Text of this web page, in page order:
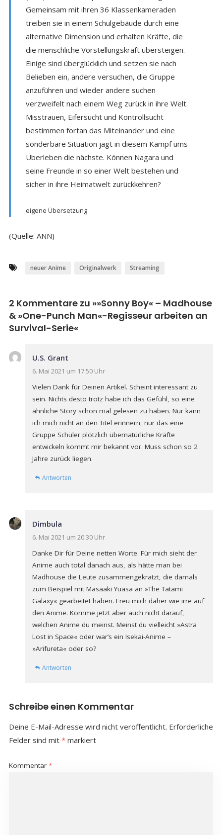
Gemeinsam mit ihren 36 Klassenkameraden
treiben sie in einem Schulgebäude durch eine
alternative Dimension und erhalten Kräfte, die
die menschliche Vorstellungskraft übersteigen.
Einige sind überglücklich und setzen sie nach
Belieben ein, andere versuchen, die Gruppe
anzuführen und wieder andere suchen
verzweifelt nach einem Weg zurück in ihre Welt.
Misstrauen, Eifersucht und Kontrollsucht
bestimmen fortan das Miteinander und eine
sonderbare Situation jagt in diesem Kampf ums
Überleben die nächste. Können Nagara und
seine Freunde in so einer Welt bestehen und
sicher in ihre Heimatwelt zurückkehren?
eigene Übersetzung
(Quelle: ANN)
neuer Anime Originalwerk Streaming
2 Kommentare zu »»Sonny Boy« – Madhouse
& »One-Punch Man«-Regisseur arbeiten an
Survival-Serie«
U.S. Grant
6. Mai 2021 um 17:50 Uhr
Vielen Dank für Deinen Artikel. Scheint interessant zu
sein. Nichts desto trotz habe ich das Gefühl, so eine
ähnliche Story schon mal gelesen zu haben. Nur kann
ich mich nicht an den Titel erinnern, nur das eine
Gruppe Schüler plötzlich übernatürliche Kräfte
entwickeln kommt mir bekannt vor. Muss schon so 2
Jahre zurück liegen.
Antworten
Dimbula
6. Mai 2021 um 20:30 Uhr
Danke Dir für Deine netten Worte. Für mich sieht der
Anime auch total danach aus, als hätte man bei
Madhouse die Leute zusammengekratzt, die damals
zum Beispiel mit Masaaki Yuasa an »The Tatami
Galaxy« gearbeitet haben. Freu mich daher wie irre auf
den Anime. Komme jetzt aber auch nicht darauf,
welchen Anime du meinst. Meinst du vielleicht »Astra
Lost in Space« oder war’s ein Isekai-Anime –
»Arifureta« oder so?
Antworten
Schreibe einen Kommentar
Deine E-Mail-Adresse wird nicht veröffentlicht. Erforderliche
Felder sind mit *markiert
Kommentar *